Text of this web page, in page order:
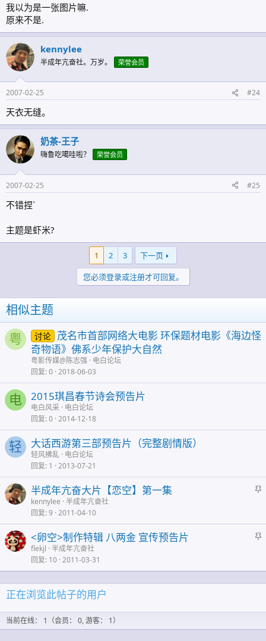
我以为是一张图片嘛.
原来不是.
kennylee
半成年亢奋社。万岁。 荣誉会员
2007-02-25 #24
天衣无缝。
奶茶-王子
嗨鲁吃噶哇啦？ 荣誉会员
2007-02-25 #25
不错捏`
主题是虾米?
1 2 3
下一页
您必须登录或注册才可回复。
相似主题
粤 讨论
茂名市首部网络大电影 环保题材电影《海边怪
奇物语》佛系少年保护大自然
粤影传媒@陈志强
电白论坛
回复 0 2018-06-03
电 2015琪昌春节诗会预告片
电白风采 电白论坛
回复 0 2014-12-18
轻 大话西游第三部预告片（完整剧情版）
轻风拂乱 电白论坛
回复 1 2013-07-21
半成年亢奋大片【恋空】第一集
kennylee 半成年亢奋社
回复 9 2011-04-10
<卵空>制作特辑 八两金 宣传预告片
flekjl 半成年亢奋社
回复 10 2011-03-31
正在浏览此帖子的用户
当前在线： 1（会员： 0, 游客： 1）